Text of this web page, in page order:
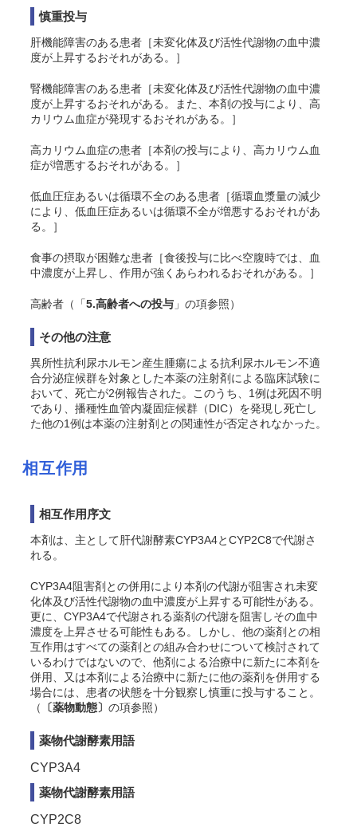
慎重投与
肝機能障害のある患者［未変化体及び活性代謝物の血中濃
度が上昇するおそれがある。］
腎機能障害のある患者［未変化体及び活性代謝物の血中濃
度が上昇するおそれがある。また、本剤の投与により、高
カリウム血症が発現するおそれがある。］
高カリウム血症の患者［本剤の投与により、高カリウム血
症が増悪するおそれがある。］
低血圧症あるいは循環不全のある患者［循環血漿量の減少
により、低血圧症あるいは循環不全が増悪するおそれがあ
る。］
食事の摂取が困難な患者［食後投与に比べ空腹時では、血
中濃度が上昇し、作用が強くあらわれるおそれがある。］
高齢者（「5.高齢者への投与 」の項参照）
その他の注意
異所性抗利尿ホルモン産生腫瘍による抗利尿ホルモン不適
合分泌症候群を対象とした本薬の注射剤による臨床試験に
おいて、死亡が2例報告された。このうち、1例は死因不明
であり、播種性血管内凝固症候群（DIC）を発現し死亡し
た他の1例は本薬の注射剤との関連性が否定されなかった。
相互作用
相互作用序文
本剤は、主として肝代謝酵素CYP3A4とCYP2C8で代謝さ
れる。
CYP3A4阻害剤との併用により本剤の代謝が阻害され未変
化体及び活性代謝物の血中濃度が上昇する可能性がある。
更に、CYP3A4で代謝される薬剤の代謝を阻害しその血中
濃度を上昇させる可能性もある。しかし、他の薬剤との相
互作用はすべての薬剤との組み合わせについて検討されて
いるわけではないので、他剤による治療中に新たに本剤を
併用、又は本剤による治療中に新たに他の薬剤を併用する
場合には、患者の状態を十分観察し慎重に投与すること。
（
〔薬物動態〕 の項参照）
薬物代謝酵素用語
CYP3A4
薬物代謝酵素用語
CYP2C8